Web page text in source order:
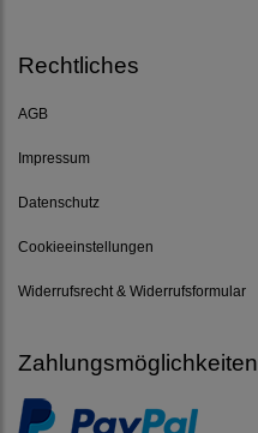
Rechtliches
AGB
Impressum
Datenschutz
Cookieeinstellungen
Widerrufsrecht & Widerrufsformular
Zahlungsmöglichkeiten